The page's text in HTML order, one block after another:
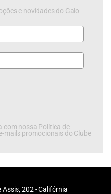
e novidades do Galo
com nossa Política de
mails promocionais do Clube
Assis, 202 - Califórnia